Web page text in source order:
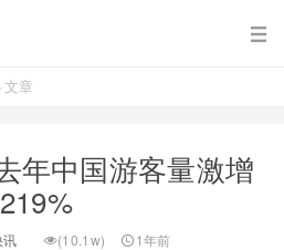
文章
年中国游客量激增
219%
讯 (10.1w) 1年前